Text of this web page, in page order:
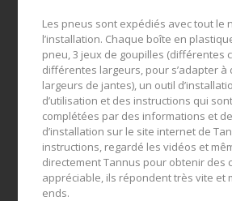
Les pneus sont expédiés avec tout le
l’installation. Chaque boîte en
pneu, 3 jeux de goupilles (différentes
différentes largeurs, pour s’adapter
largeurs de jantes), un outil
d’utilisation et des instructions qui
complétées par des informations et
d’installation sur le site internet de
instructions, regardé les vidéos et
directement Tannus pour obtenir des
appréciable, ils répondent très vite et
ends.